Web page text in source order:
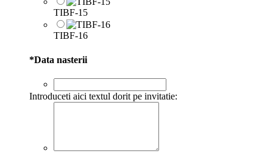
TIBF-15
TIBF-16
*Data nasterii
Introduceti aici textul dorit pe invitatie: